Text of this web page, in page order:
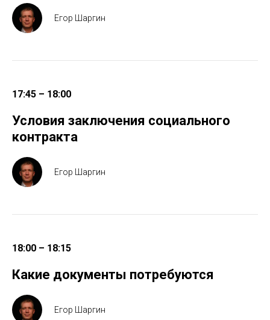
Егор Шаргин
17:45 – 18:00
Условия заключения социального
контракта
Егор Шаргин
18:00 – 18:15
Какие документы потребуются
Егор Шаргин